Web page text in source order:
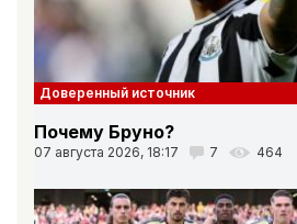
Доверенный источник
Почему Бруно?
07 августа 2026, 18:17 7 464